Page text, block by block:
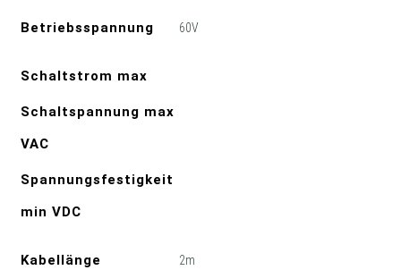
Betriebsspannung 60V
Schaltstrom max
Schaltspannung max
VAC
Spannungsfestigkeit
min VDC
Kabellänge 2m